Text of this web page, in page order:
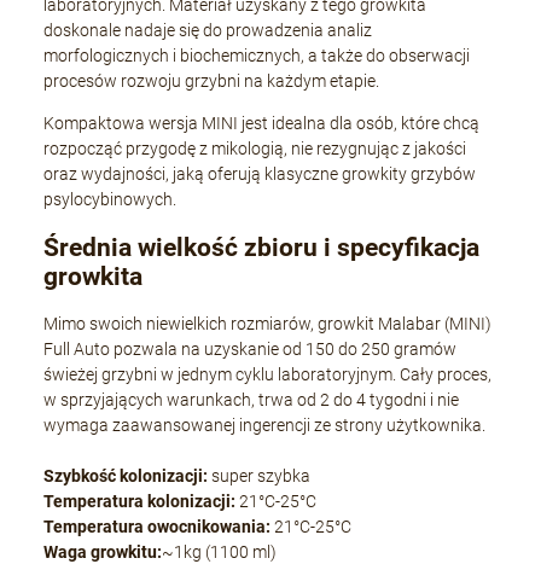
laboratoryjnych. Materiał uzyskany z tego growkita
doskonale nadaje się do prowadzenia analiz
morfologicznych i biochemicznych, a także do obserwacji
procesów rozwoju grzybni na każdym etapie.
Kompaktowa wersja MINI jest idealna dla osób, które chcą
rozpocząć przygodę z mikologią, nie rezygnując z jakości
oraz wydajności, jaką oferują klasyczne growkity grzybów
psylocybinowych.
Średnia wielkość zbioru i specyfikacja
growkita
Mimo swoich niewielkich rozmiarów, growkit Malabar (MINI)
Full Auto pozwala na uzyskanie od 150 do 250 gramów
świeżej grzybni w jednym cyklu laboratoryjnym. Cały proces,
w sprzyjających warunkach, trwa od 2 do 4 tygodni i nie
wymaga zaawansowanej ingerencji ze strony użytkownika.
Szybkość kolonizacji: super szybka
Temperatura kolonizacji: 21°C-25°C
Temperatura owocnikowania: 21°C-25°C
Waga growkitu:~1kg (1100 ml)